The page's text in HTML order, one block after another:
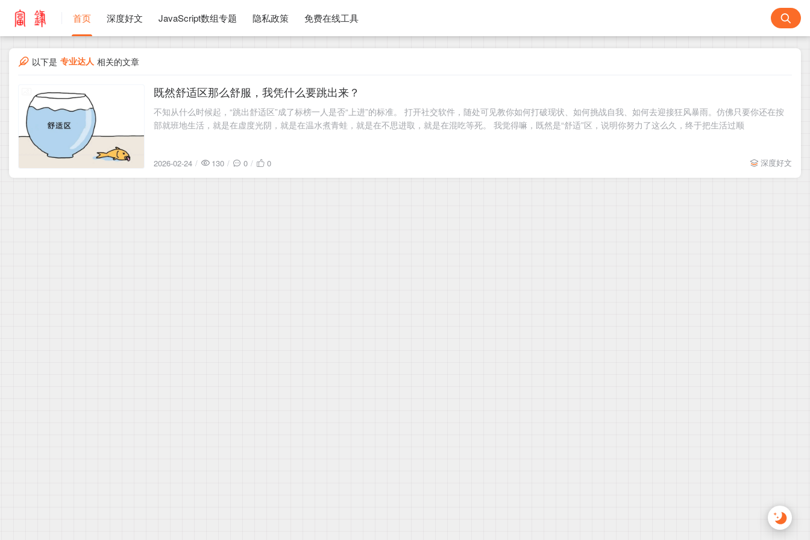
首页 深度好文 JavaScript数组专题 隐私政策 免费在线工具
以下是 专业达人 相关的文章
2026-02-24
既然舒适区那么舒服，我凭什么要跳出来？
不知从什么时候起，“跳出舒适区”成了标榜一人是否“上进”的标准。 打开社交软件，随处可见教你如何打破现状、如何挑战自我、如何去迎接狂风暴雨。仿佛只要你还在按
部就班地生活，就是在虚度光阴，就是在温水煮青蛙，就是在不思进取，就是在混吃等死。 我觉得嘛，既然是“舒适”区，说明你努力了这么久，终于把生活过顺
2026-02-24 130 0 0 深度好文